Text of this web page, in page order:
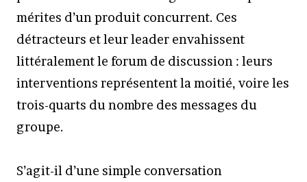
mérites d’un produit concurrent. Ces
détracteurs et leur leader envahissent
littéralement le forum de discussion : leurs
interventions représentent la moitié, voire les
trois-quarts du nombre des messages du
groupe.
S’agit-il d’une simple conversation